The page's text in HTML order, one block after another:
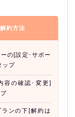
解約方法
の[設定･サポー
ップ
容の確認･変更]
ランの下[解約は